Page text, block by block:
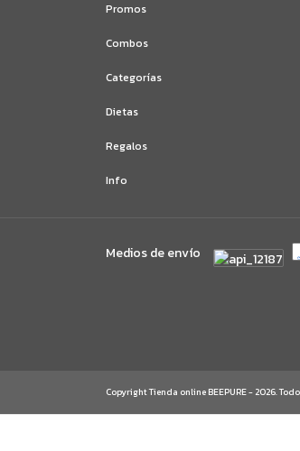
Promos
Combos
Categorías
Dietas
Regalos
Info
Medios de envío
Copyright Tienda online BEEPURE - 2026.